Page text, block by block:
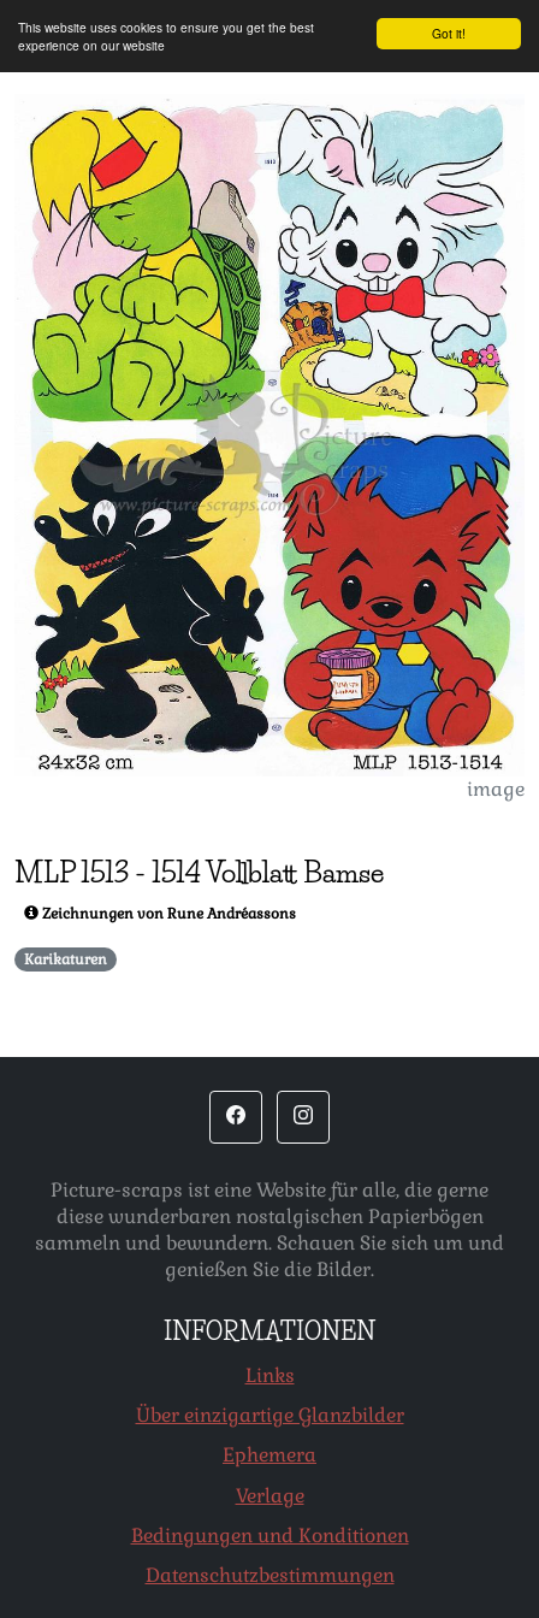
Got it!
This website uses cookies to ensure you get the best
experience on our website
image
MLP1513 - 1514 Vollblatt Bamse
Zeichnungen von Rune Andréassons
Karikaturen
Picture-scraps ist eine Website für alle, die gerne
diese wunderbaren nostalgischen Papierbögen
sammeln und bewundern. Schauen Sie sich um und
genießen Sie die Bilder.
INFORMATIONEN
Links
Über einzigartige Glanzbilder
Ephemera
Verlage
Bedingungen und Konditionen
Datenschutzbestimmungen